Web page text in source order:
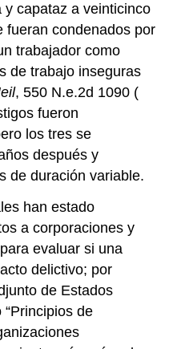
capataz a veinticinco
fueran condenados por
trabajador como
de trabajo inseguras
, 550 N.e.2d 1090 (
fueron
los tres se
después y
de duración variable.
han estado
a corporaciones y
evaluar si una
delictivo; por
de Estados
de